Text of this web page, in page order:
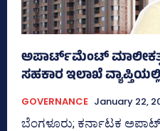
ಅಪಾರ್ಟ್‌ಮೆಂಟ್‌ ಮಾಲೀಕತ್ವ
ಸಹಕಾರ ಇಲಾಖೆ
GOVERNANCE January 22,
ಬೆಂಗಳೂರು; ಕರ್ನಾಟಕ